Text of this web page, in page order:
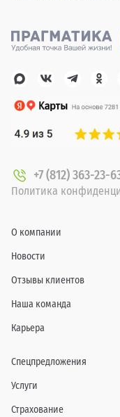
+7 (812) 363-23-
Политика
О компании
Новости
Отзывы клиентов
Наша команда
Карьера
Спецпредложения
Услуги
Страхование